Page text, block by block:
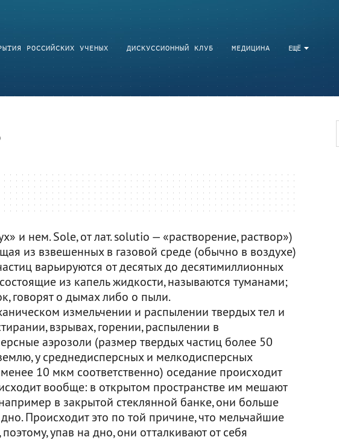
ЕЩЁ
РОССИЙСКИХ УЧЕНЫХ ДИСКУССИОННЫЙ КЛУБ МЕДИЦИНА
и нем. Sole, от лат. solutio — «растворение, раствор»)
из взвешенных в газовой среде (обычно в воздухе)
варьируются от десятых до десятимиллионных
из капель жидкости, называются туманами;
говорят о дымах либо о пыли.
измельчении и распылении твердых тел и
взрывах, горении, распылении в
аэрозоли (размер твердых частиц более 50
у среднедисперсных и мелкодисперсных
10 мкм соответственно) оседание происходит
вообще: в открытом пространстве им мешают
в закрытой стеклянной банке, они больше
Происходит это по той причине, что мельчайшие
упав на дно, они отталкивают от себя